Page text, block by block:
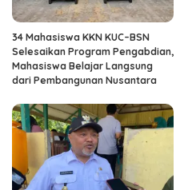
34 Mahasiswa KKN KUC–BSN
Selesaikan Program Pengabdian,
Mahasiswa Belajar Langsung
dari Pembangunan Nusantara